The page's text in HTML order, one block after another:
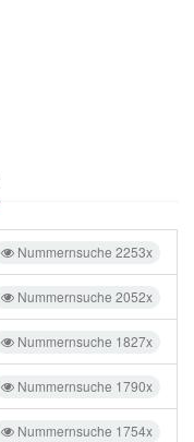
Nummernsuche 2253x
Nummernsuche 2052x
Nummernsuche 1827x
Nummernsuche 1790x
Nummernsuche 1754x